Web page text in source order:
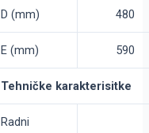
D (mm) 480
E (mm) 590
Tehničke karakterisitke
Radni